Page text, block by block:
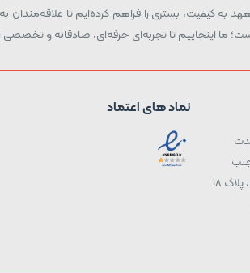
به کیفیت، بستری را فراهم کرده‌ایم تا علاقه‌مندان
ما اینجاییم تا تجربه‌ای حرفه‌ای، صادقانه و
۱۸
نماد های اعتماد